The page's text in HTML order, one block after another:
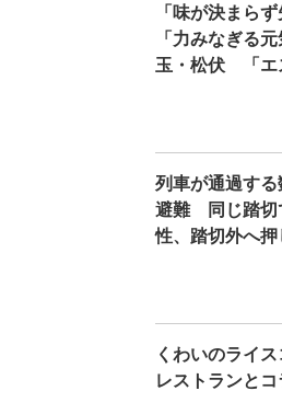
「味が決まら
「力みなぎる
玉・松伏 「エ
列車が通過す
避難 同じ踏切
性、踏切外へ
くわいのライ
レストランとコ